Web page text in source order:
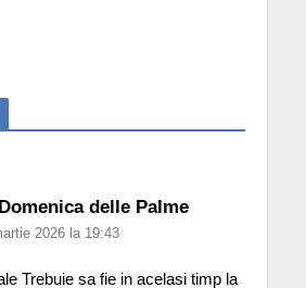
delle Palme
2026 la 19:43
Trebuie sa fie in acelasi timp la